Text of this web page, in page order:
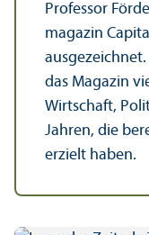
Professor
magazin
das Magazin
Wirtschaft,
Jahren, die
erzielt haben.